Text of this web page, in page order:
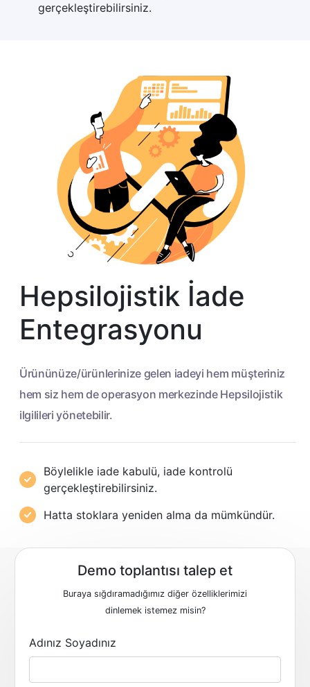
gerçekleştirebilirsiniz.
Hepsilojistik İade
Entegrasyonu
Ürününüze/ürünlerinize gelen iadeyi hem müşteriniz
hem siz hem de operasyon merkezinde Hepsilojistik
ilgilileri yönetebilir.
Böylelikle iade kabulü, iade kontrolü
gerçekleştirebilirsiniz.
Hatta stoklara yeniden alma da mümkündür.
Demo toplantısı talep et
Buraya sığdıramadığımız diğer özelliklerimizi
dinlemek istemez misin?
Adınız Soyadınız